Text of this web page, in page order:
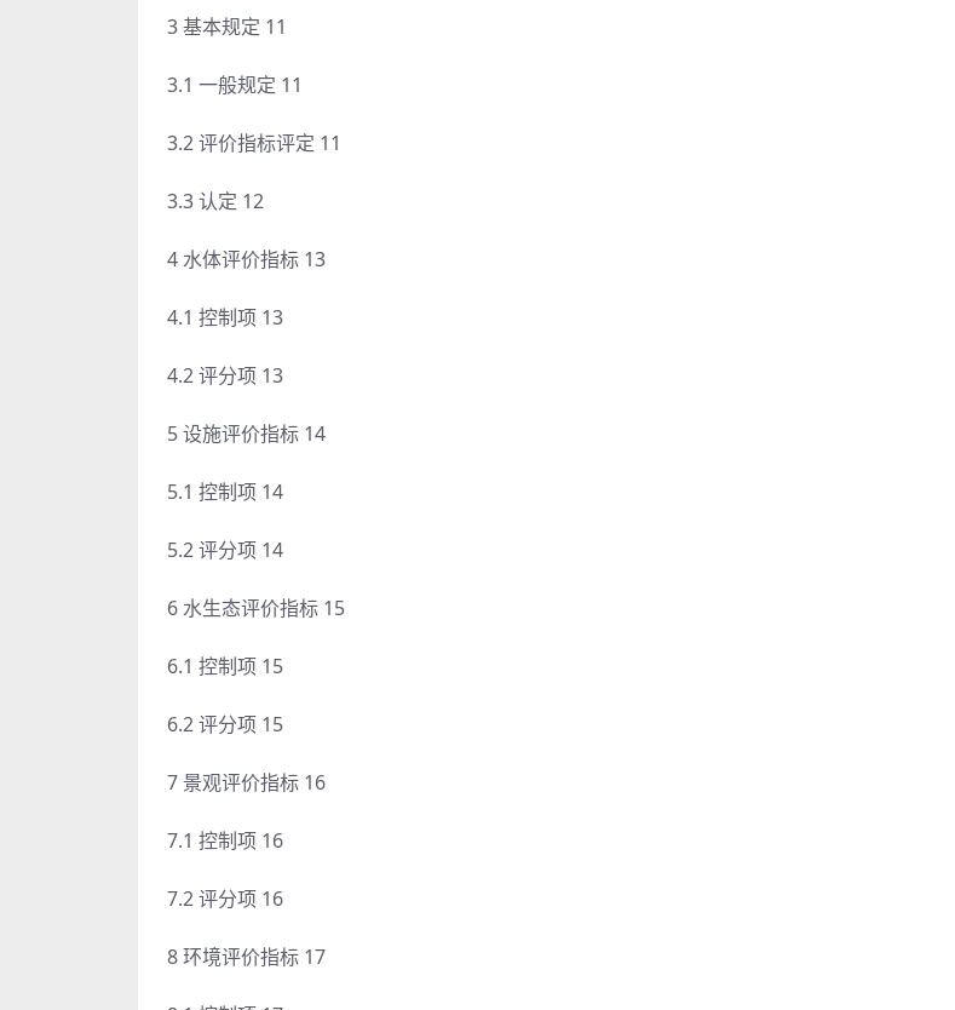
3 基本规定 11
3.1 一般规定 11
3.2 评价指标评定 11
3.3 认定 12
4 水体评价指标 13
4.1 控制项 13
4.2 评分项 13
5 设施评价指标 14
5.1 控制项 14
5.2 评分项 14
6 水生态评价指标 15
6.1 控制项 15
6.2 评分项 15
7 景观评价指标 16
7.1 控制项 16
7.2 评分项 16
8 环境评价指标 17